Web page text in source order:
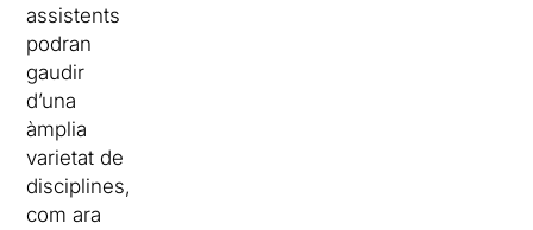
assistents
podran
gaudir
d’una
àmplia
varietat de
disciplines,
com ara